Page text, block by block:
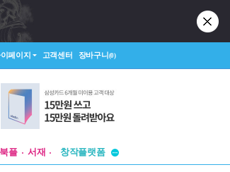
페이지 고객센터 장바구니(0)
북플 서재
창작플랫폼